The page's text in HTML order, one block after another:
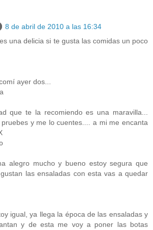
8 de abril de 2010 a las 16:34
una delicia si te gusta las comidas un poco
ayer dos...
que te la recomiendo es una maravilla...
y me lo cuentes.... a mi me encanta
alegro mucho y bueno estoy segura que
las ensaladas con esta vas a quedar
igual, ya llega la época de las ensaladas y
y de esta me voy a poner las botas